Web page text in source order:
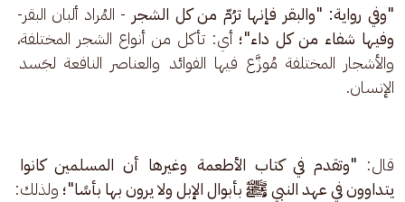
"وفي رواية: "والبقر فإنها ترُمّ من كل الشجر - المُراد ألبان البقر-
وفيها شفاء من كل داء"؛ أي: تأكل من أنواع الشجر المختلفة،
والأشجار المختلفة مُوزَّع فيها الفوائد والعناصر النافعة لجَسد
الإنسان.
قال: "وتقدم في كتاب الأطعمة وغيرها أن المسلمين كانوا
يتداوون في عهد النبي ﷺ بأبوال الإبل ولا يرون بها بأسًا"؛ ولذلك: